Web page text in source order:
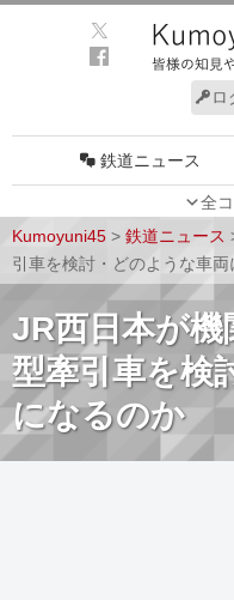
ロ
全
鉄道ニュース
車両技術
ルール
Kumoyuni45 > 鉄道ニュース
引車を検討・どのような車
JR西日本が機
型牽引車を検
になるのか